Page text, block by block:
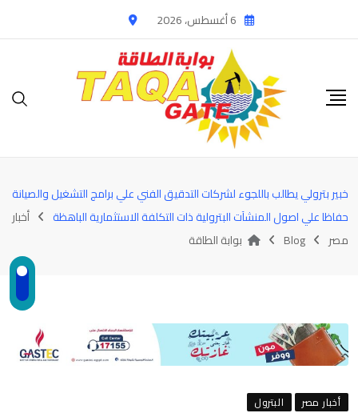
to
6 أغسطس، 2026
خبير بترولي يطالب باللجوء لشركات التدقيق الفني علي برامج التشغيل والصيانة
حفاظا علي اصول المنشآت البترولية ذات التكلفة الاستثمارية الباهظة
أخبار
مصر
Blog بوابة الطاقة
أخبار مصر البترول